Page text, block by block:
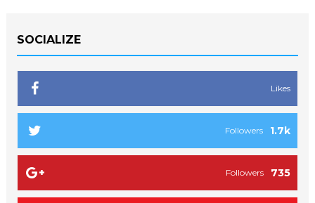
SOCIALIZE
Likes
1.7k
Followers
735
Followers